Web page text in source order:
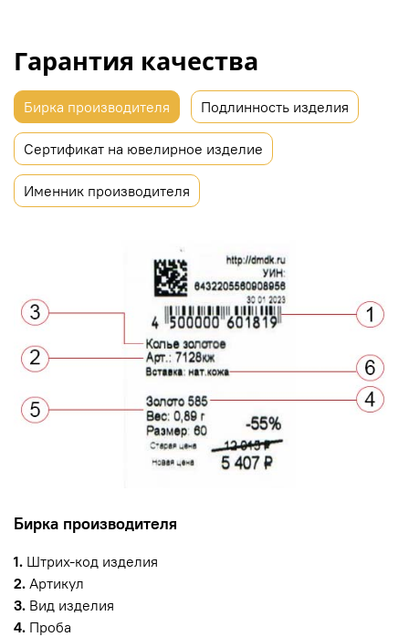
Гарантия качества
Бирка производителя Подлинность изделия
Сертификат на ювелирное изделие
Именник производителя
Бирка производителя
1. Штрих-код изделия
2. Артикул
3. Вид изделия
4. Проба